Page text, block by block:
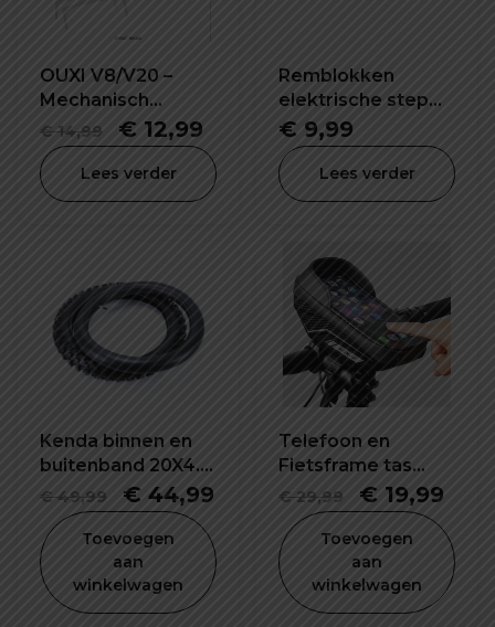
OUXI V8/V20 –
Mechanisch
Remblokken
€14,99
Oorspronkelijke
prijs
was:
€ 12,99 Huidige
prijs
is:
Lees verder
Remblokken
elektrische step
X2 1 paar
€ 9,99
Lees verder
Kenda binnen en
buitenband 20X4.0
inch
€49,99
Oorspronkelijke
was:
€ 49,99.
€ 44,99 Huidige
is:
€ 44,99.
Toevoegen
aan
winkelwagen
Telefoon en
Fietsframe tas
waterdicht en
schokbestendig
€29,99
was:
€ 29,99.
€ 19,99
prijs
is:
€
Toevoegen
aan
winkelwagen